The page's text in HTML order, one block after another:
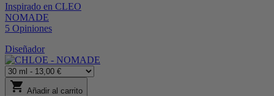
Inspirado en CLEO
NOMADE
5 Opiniones
Diseñador
shopping_cart Añadir al carrito